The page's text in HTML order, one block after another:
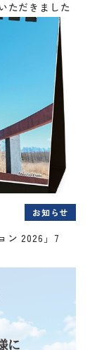
ただきました
お知らせ
ン 2026」7